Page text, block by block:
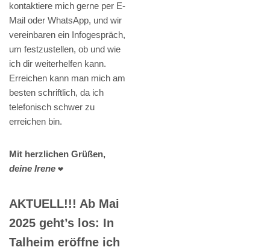
kontaktiere mich gerne per E-
Mail oder WhatsApp, und wir
vereinbaren ein Infogespräch,
um festzustellen, ob und wie
ich dir weiterhelfen kann.
Erreichen kann man mich am
besten schriftlich, da ich
telefonisch schwer zu
erreichen bin.
Mit herzlichen Grüßen,
deine Irene ❤️
AKTUELL!!! Ab Mai
2025 geht’s los: In
Talheim eröffne ich